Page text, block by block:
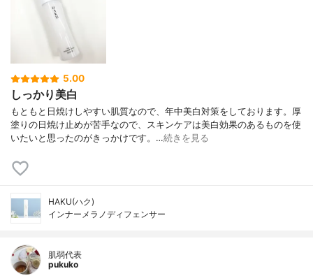
5.00
しっかり美白
もともと日焼けしやすい肌質なので、年中美白対策をしております。厚
塗りの日焼け止めが苦手なので、スキンケアは美白効果のあるものを使
いたいと思ったのがきっかけです。…続きを見る
HAKU(ハク)
インナーメラノディフェンサー
肌弱代表
pukuko